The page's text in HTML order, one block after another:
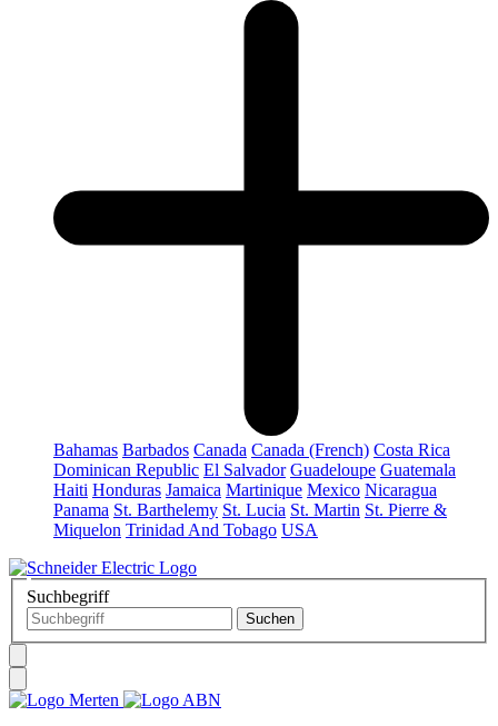
Bahamas Barbados Canada Canada (French) Costa Rica
Dominican Republic El Salvador Guadeloupe Guatemala
Haiti Honduras Jamaica Martinique Mexico Nicaragua
Panama St. Barthelemy St. Lucia St. Martin St. Pierre &
Miquelon Trinidad And Tobago USA
Suchbegriff